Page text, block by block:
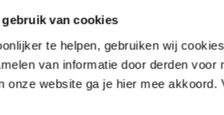
van cookies
te helpen, gebruiken wij
van informatie door derden voor
onze website ga je hier mee akkoord.
tv!
vtwonen